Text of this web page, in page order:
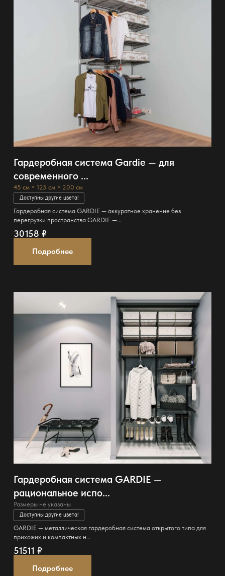
Гардеробная система Gardie — для
современного ...
45 см × 125 см × 200 см
Доступны другие цвета!
Гардеробная система GARDIE — аккуратное хранение без
перегрузки пространства GARDIE —...
30158 ₽
Подробнее
Гардеробная система GARDIE —
рациональное испо...
Размеры не указаны
Доступны другие цвета!
GARDIE — металлическая гардеробная система открытого типа для
прихожих и компактных н...
51511 ₽
Подробнее